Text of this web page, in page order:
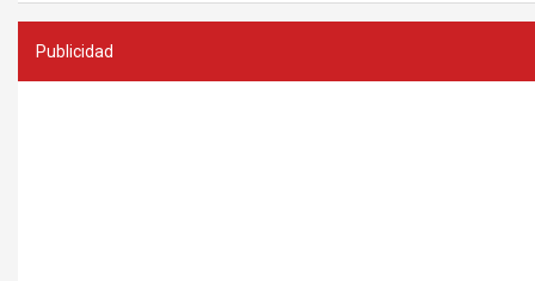
Publicidad